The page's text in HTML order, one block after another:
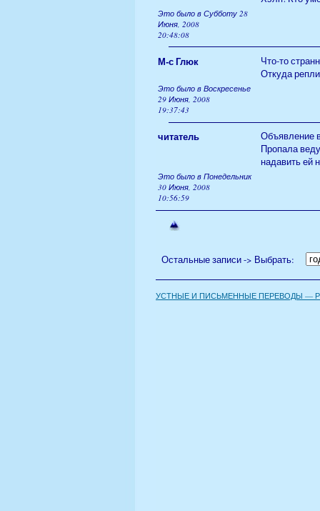
Это было в Субботу 28
Июня, 2008
20:48:08
М-с Глюк
Что-то
Откуда
Это было в Воскресенье
29 Июня, 2008
19:37:43
читатель
Объявление
Пропала
надавить ей
Это было в Понедельник
30 Июня, 2008
10:56:59
Остальные записи -> Выбрать:
УСТНЫЕ И ПИСЬМЕННЫЕ ПЕРЕВОДЫ —